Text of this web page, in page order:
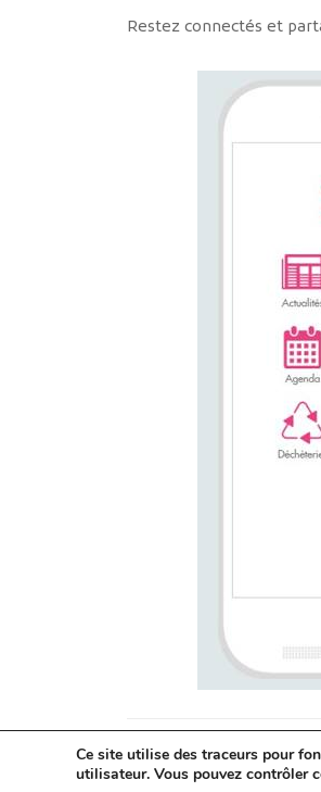
Restez connectés et
Cet article a été publié le18
Ce site utilise des traceurs pour
utilisateur. Vous pouvez contrôler